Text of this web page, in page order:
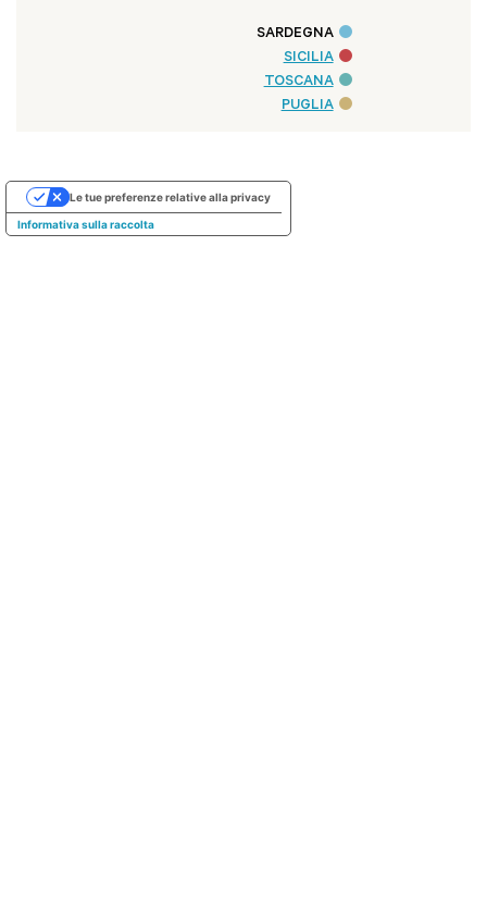
SARDEGNA
SICILIA
TOSCANA
PUGLIA
Informativa sulla raccolta
Le tue preferenze relative alla privacy